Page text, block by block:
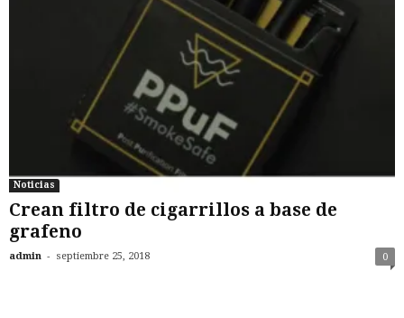
Noticias
Crean filtro de cigarrillos a base de
grafeno
admin - septiembre 25, 2018 0